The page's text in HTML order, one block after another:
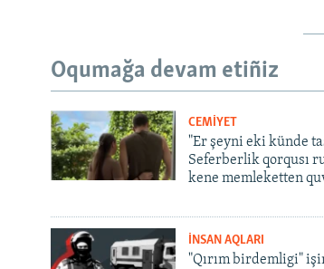
Oqumağa devam etiñiz
CEMİYET
"Er şeyni eki künde
Seferberlik qorqusı
kene memleketten
İNSAN AQLARI
"Qırım birdemligi"